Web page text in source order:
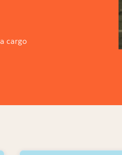
cargo